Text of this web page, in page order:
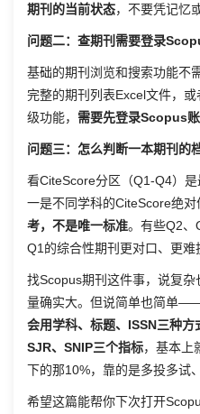
期刊的当前状态，不要凭记忆
问题二：查期刊需要登录
基础的期刊浏览和搜索功能不
完整的期刊列表Excel文件，
级功能， 需要先登录Scopus
问题三：怎么判断一本期刊的
看CiteScore分区（Q1-Q4）是
一是不同学科的CiteScore绝
考，不是唯一标准。有些Q2、
Q1的综合性期刊更对口、更难
找Scopus期刊这件事，说复
量确实大。但说简单也简单
会用学科、标题、ISSN三种方
SJR、SNIP三个指标，基本上
下的那10%，靠的是多投多试
希望这篇能帮你下次打开